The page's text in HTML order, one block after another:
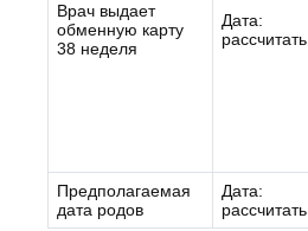
Врач выдает
обменную карту
38 неделя
Дата:
рассчитать
Предполагаемая
дата родов
Дата:
рассчитать